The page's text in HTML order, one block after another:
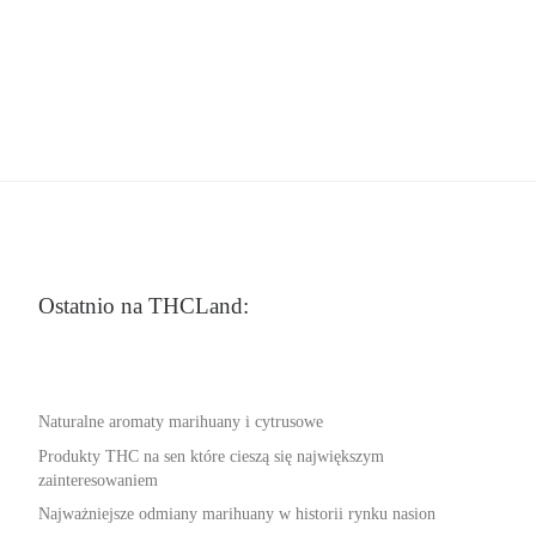
Ostatnio na THCLand:
Naturalne aromaty marihuany i cytrusowe
Produkty THC na sen które cieszą się największym
zainteresowaniem
Najważniejsze odmiany marihuany w historii rynku nasion